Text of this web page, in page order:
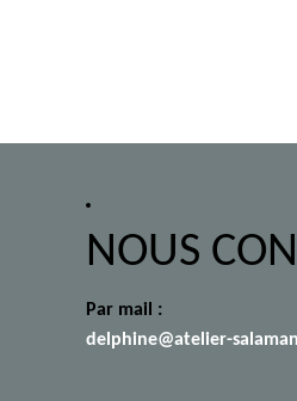
NOUS
Par mail :
delphine@atelier-